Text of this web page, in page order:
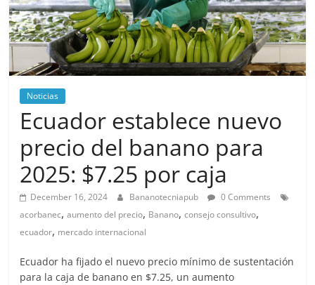
Noticias
Ecuador establece nuevo
precio del banano para
2025: $7.25 por caja
December 16, 2024 Bananotecniapub
0 Comments
acorbanec,aumento del precio, Banano,consejo consultivo,
ecuador, mercado internacional
Ecuador ha fijado el nuevo precio mínimo de sustentación
para la caja de banano en $7.25, un aumento